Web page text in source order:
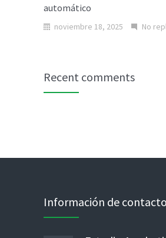
automático
noviembre 18, 2025 No
Recent comments
Información de contacto